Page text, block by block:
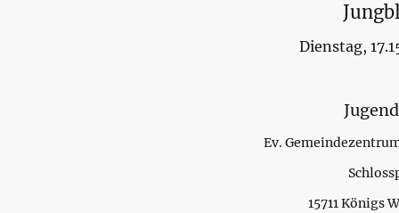
Dienstag,
Ev.
15711 Königs